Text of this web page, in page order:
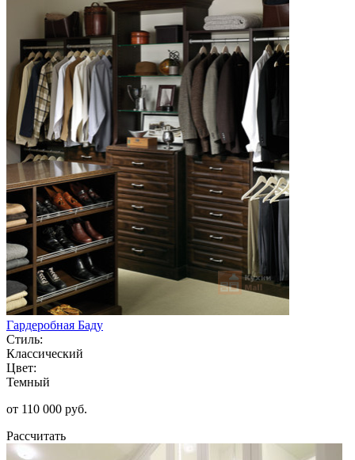
Гардеробная Баду
Стиль:
Классический
Цвет:
Темный
от 110 000 руб.
Рассчитать